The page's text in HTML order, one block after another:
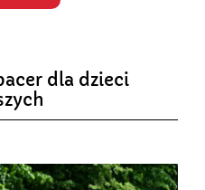
dla dzieci